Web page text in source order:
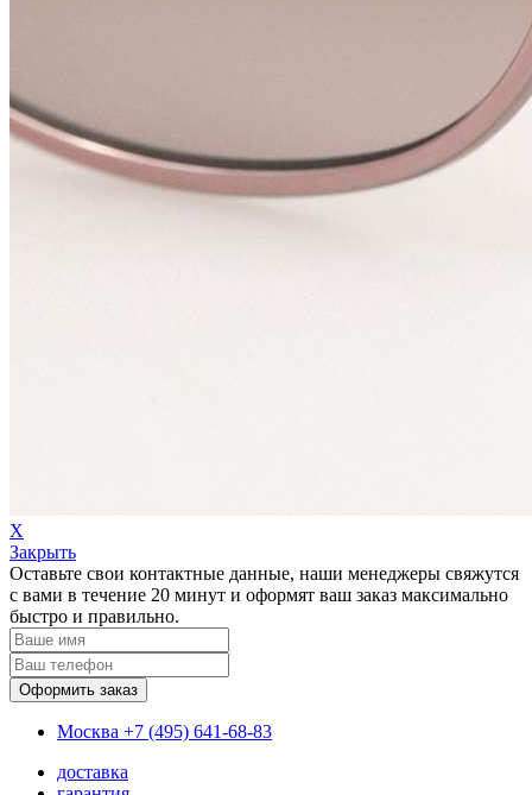
Х
Закрыть
Оставьте свои контактные данные, наши менеджеры свяжутся
с вами в течение 20 минут и оформят ваш заказ максимально
быстро и правильно.
Москва +7 (495) 641-68-83
доставка